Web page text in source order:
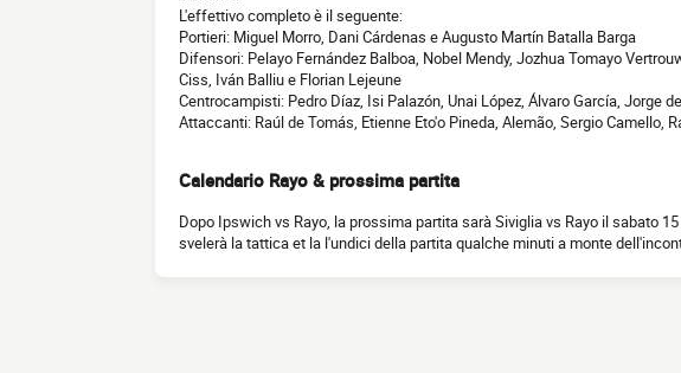
L'effettivo completo è il seguente:
Portieri: Miguel Morro, Dani Cárdenas e Augusto Martín Batalla Barga
Difensori: Pelayo Fernández Balboa, Nobel Mendy, Jozhua Tomayo
Ciss, Iván Balliu e Florian Lejeune
Centrocampisti: Pedro Díaz, Isi Palazón, Unai López, Álvaro García, Jorge
Attaccanti: Raúl de Tomás, Etienne Eto'o Pineda, Alemão, Sergio Camello,
Calendario Rayo & prossima partita
Dopo Ipswich vs Rayo, la prossima partita sarà Siviglia vs Rayo il sabato
svelerà la tattica et la l'undici della partita qualche minuti a monte